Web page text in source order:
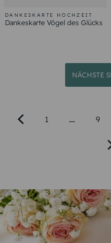
DANKESKARTE HOCHZEIT
Dankeskarte Vögel des Glücks
NÄCHSTE
1 ... 9